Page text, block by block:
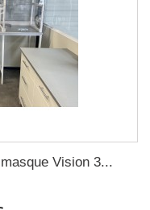
Vision 3...